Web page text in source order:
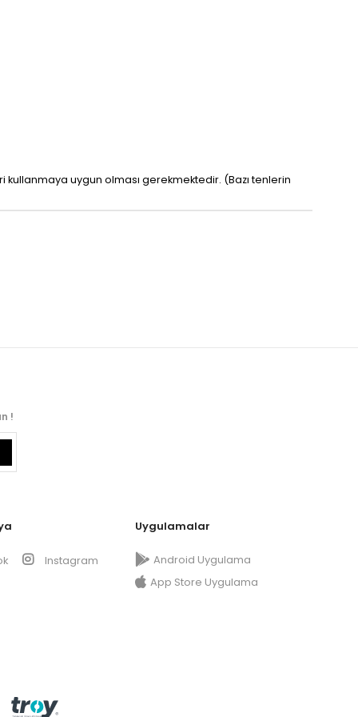
uygun olması gerekmektedir. (Bazı tenlerin
!
Instagram
Uygulamalar
Android Uygulama
App Store Uygulama